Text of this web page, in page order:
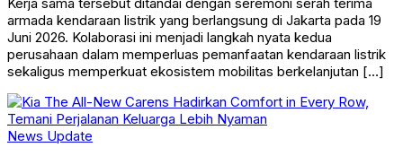
armada kendaraan listrik yang berlangsung di Jakarta pada 19
Juni 2026. Kolaborasi ini menjadi langkah nyata kedua
perusahaan dalam memperluas pemanfaatan kendaraan listrik
sekaligus memperkuat ekosistem mobilitas berkelanjutan […]
News Update